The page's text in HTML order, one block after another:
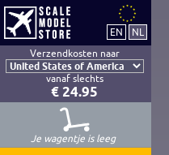
Verzendkosten naar
vanaf slechts
€ 24.95
Je wagentje is leeg